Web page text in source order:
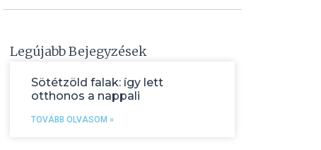
Legújabb Bejegyzések
Sötétzöld falak: így lett
otthonos a nappali
TOVÁBB OLVASOM »